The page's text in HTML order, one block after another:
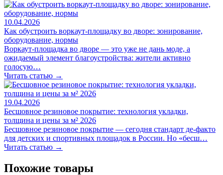
10.04.2026
Как обустроить воркаут-площадку во дворе: зонирование,
оборудование, нормы
Воркаут-площадка во дворе — это уже не дань моде, а
ожидаемый элемент благоустройства: жители активно
голосую…
Читать статью →
19.04.2026
Бесшовное резиновое покрытие: технология укладки,
толщина и цены за м² 2026
Бесшовное резиновое покрытие — сегодня стандарт де-факто
для детских и спортивных площадок в России. Но «бесш…
Читать статью →
Похожие товары